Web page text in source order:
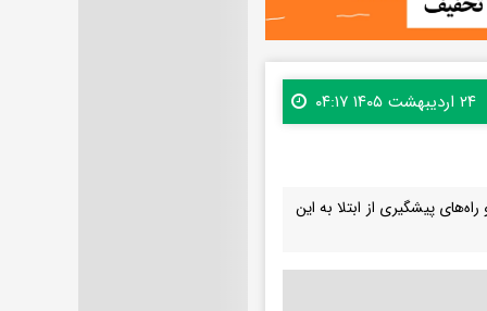
۲۴ اردیبهشت ۱۴۰۵ ۰۴:۱۷
پیشگیری از ابتلا به این